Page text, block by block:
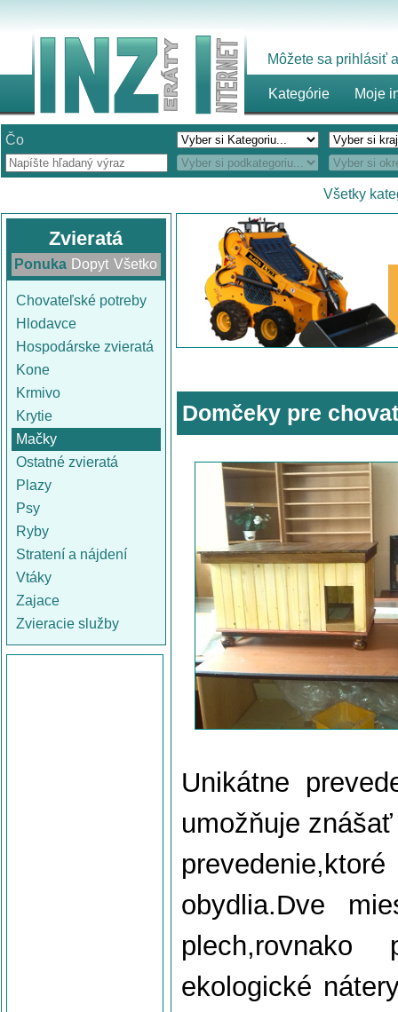
Môžete sa prihlásiť
Kategórie Moje
Čo
Všetky
Zvieratá
Ponuka Dopyt Všetko
Chovateľské potreby
Hlodavce
Hospodárske zvieratá
Kone
Krmivo
Krytie
Mačky
Ostatné zvieratá
Plazy
Psy
Ryby
Stratení a nájdení
Vtáky
Zajace
Zvieracie služby
Domčeky pre
Unikátne
umožňuje
obydlia.Dve
plech,rovnako
ekologické